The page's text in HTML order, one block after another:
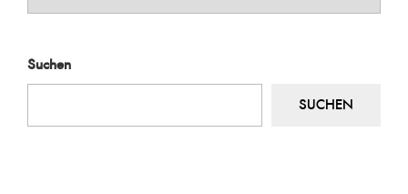
Suchen
SUCHEN